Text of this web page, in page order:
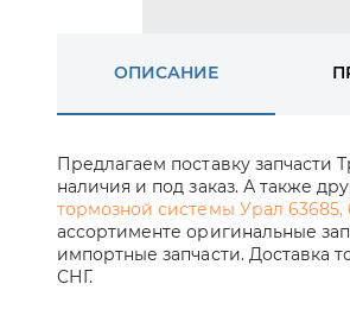
ОПИСАНИЕ
Предлагаем поставку
наличия и под заказ. А также
тормозной системы Урал 63685,
ассортименте оригинальные
импортные запчасти. Доставка
СНГ.